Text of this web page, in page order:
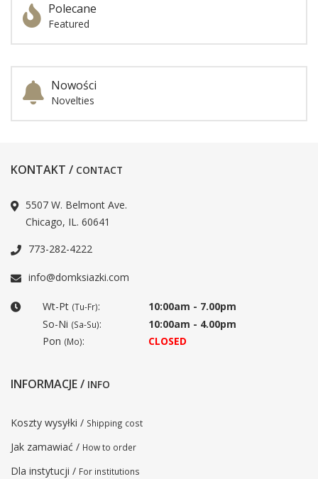
Polecane
Featured
Nowości
Novelties
KONTAKT / CONTACT
5507 W. Belmont Ave.
Chicago, IL. 60641
773-282-4222
info@domksiazki.com
Wt-Pt (Tu-Fr):
10:00am - 7.00pm
So-Ni (Sa-Su):
10:00am - 4.00pm
Pon (Mo): CLOSED
INFORMACJE / INFO
Koszty wysyłki / Shipping cost
Jak zamawiać / How to order
Dla instytucji / For institutions